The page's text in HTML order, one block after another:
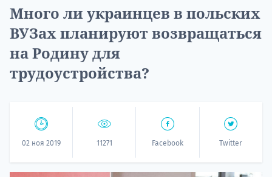
Много ли украинцев в польских
ВУЗах планируют возвращаться
на Родину для
трудоустройства?
02 ноя 2019 11271 Facebook Twitter